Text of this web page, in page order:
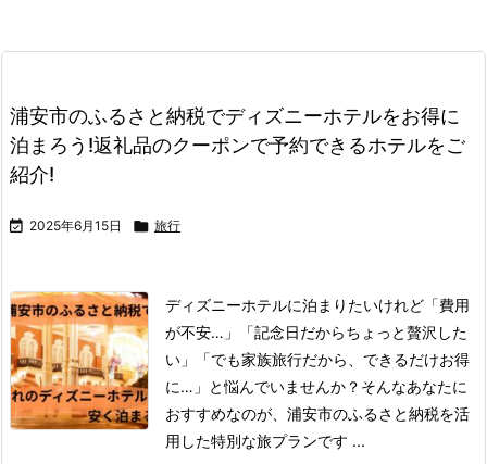
浦安市のふるさと納税でディズニーホテルをお得に
泊まろう!返礼品のクーポンで予約できるホテルをご
紹介!
 2025年6月15日  旅行
ディズニーホテルに泊まりたいけれど「費用
が不安…」「記念日だからちょっと贅沢した
い」「でも家族旅行だから、できるだけお得
に…」と悩んでいませんか？ そんなあなたに
おすすめなのが、浦安市のふるさと納税を活
用した特別な旅プランです ...